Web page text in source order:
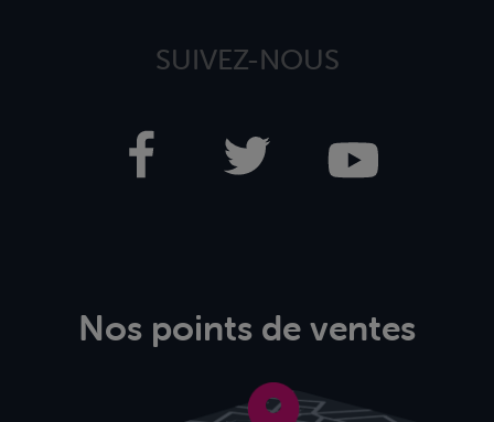
SUIVEZ-NOUS
Nos points de ventes